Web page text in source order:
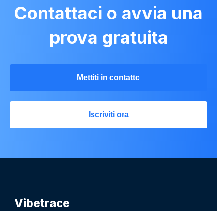
Contattaci o avvia una
prova gratuita
Mettiti in contatto
Iscriviti ora
Vibetrace